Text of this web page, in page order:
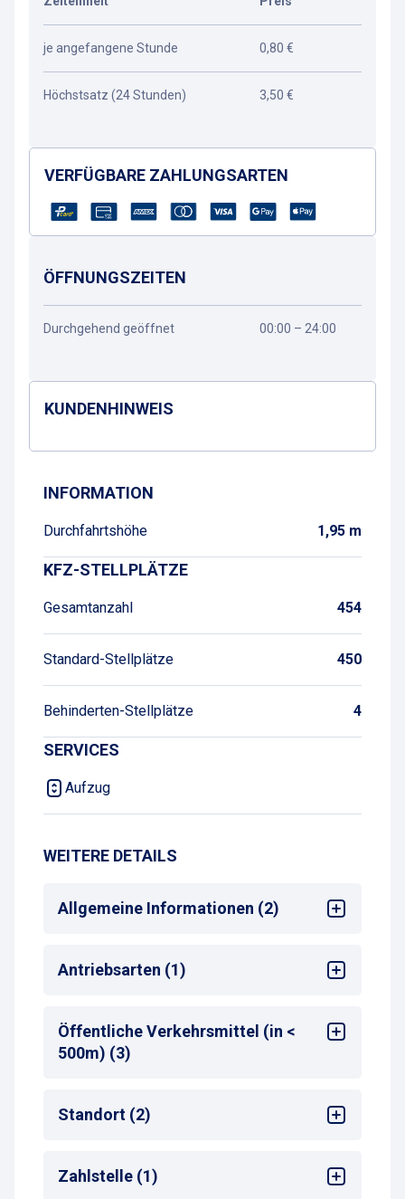
je angefangene Stunde 0,80 €
Höchstsatz (24 Stunden) 3,50 €
VERFÜGBARE ZAHLUNGSARTEN
ÖFFNUNGSZEITEN
Durchgehend geöffnet 00:00 – 24:00
KUNDENHINWEIS
INFORMATION
Durchfahrtshöhe 1,95 m
KFZ-STELLPLÄTZE
Gesamtanzahl 454
Standard-Stellplätze 450
Behinderten-Stellplätze 4
SERVICES
Aufzug
WEITERE DETAILS
Allgemeine Informationen (2)
24/7 Service (Leitzentrale)
Max. Parkdauer : max. 30 Tage
Antriebsarten (1)
Alle
Öffentliche Verkehrsmittel (in <
500m) (3)
Bus-Haltestelle
Tram-Haltestelle
Standort (2)
Sehenswürdigkeiten
Stadtzentrum
Zahlstelle (1)